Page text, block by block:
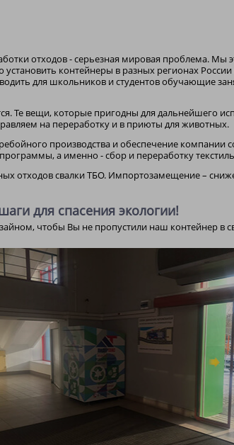
отходов - серьезная мировая проблема. Мы
контейнеры в разных регионах
для школьников и студентов обучающие
Те вещи, которые пригодны для дальнейшего
на переработку и в приюты для животных.
производства и обеспечение компании
а именно - сбор и переработку
отходов свалки ТБО. Импортозамещение –
для спасения экологии!
чтобы Вы не пропустили наш контейнер в